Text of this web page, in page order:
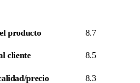
producto 8.7
cliente 8.5
precio 8.3